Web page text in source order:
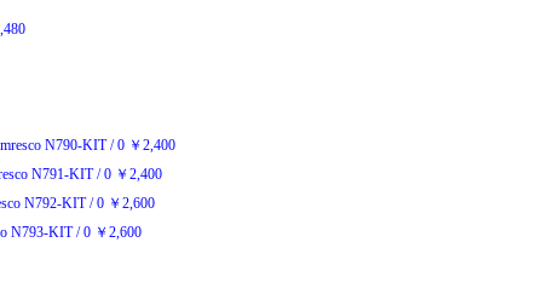
N790-KIT / 0 ￥ 2,400
N791-KIT / 0 ￥ 2,400
N792-KIT / 0 ￥ 2,600
N793-KIT / 0 ￥ 2,600